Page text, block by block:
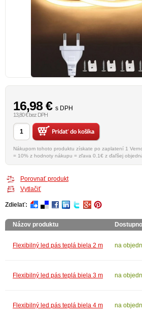
16,98€ s DPH
13,80 € bez DPH
Nákupom tohoto
= 10% z hodnoty nákupu = zľava 0.1€ z ďaľšej
Porovnať produkt
Vytlačiť
Zdielať:
Názov produktu
Flexibilný led pás teplá biela 2 m na
Flexibilný led pás teplá biela 3 m na
Flexibilný led pás teplá biela 4 m na